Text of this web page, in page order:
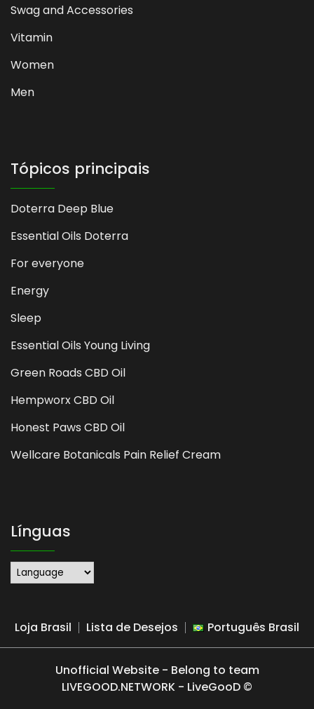
Swag and Accessories
Vitamin
Women
Men
Tópicos principais
Doterra Deep Blue
Essential Oils Doterra
For everyone
Energy
Sleep
Essential Oils Young Living
Green Roads CBD Oil
Hempworx CBD Oil
Honest Paws CBD Oil
Wellcare Botanicals Pain Relief Cream
Línguas
Loja Brasil Lista de Desejos Português Brasil
Unofficial Website - Belong to team
LIVEGOOD.NETWORK - LiveGooD ©